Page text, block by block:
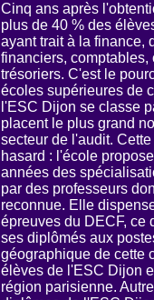
Cinq ans après
plus de 40 % des
ayant trait à la finance,
financiers,
trésoriers. C'est le
écoles supérieures de
l'ESC Dijon se classe
placent le plus grand
secteur de l'audit.
hasard : l'école
années des
par des professeurs
reconnue. Elle
épreuves du DECF, ce
ses diplômés aux
géographique de cette
élèves de l'ESC Dijon
région parisienne.